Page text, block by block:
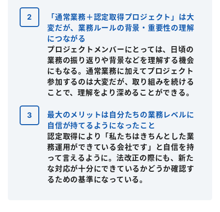
「通常業務＋認定取得プロジェクト」は大
変だが、業務ルールの背景・重要性の理解
につながる
プロジェクトメンバーにとっては、日頃の
業務の振り返りや背景などを理解する機会
にもなる。通常業務に加えてプロジェクト
参加するのは大変だが、取り組みを続ける
ことで、理解をより深めることができる。
最大のメリットは自分たちの業務レベルに
自信が持てるようになったこと
認定取得により「私たちはきちんとした業
務運用ができている会社です」と自信を持
って言えるように。法改正の際にも、新た
な対応が十分にできているかどうか確認す
るための基準になっている。